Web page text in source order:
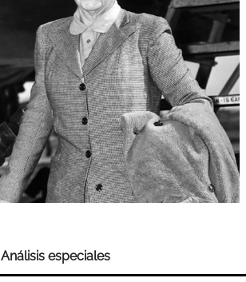
Análisis especiales